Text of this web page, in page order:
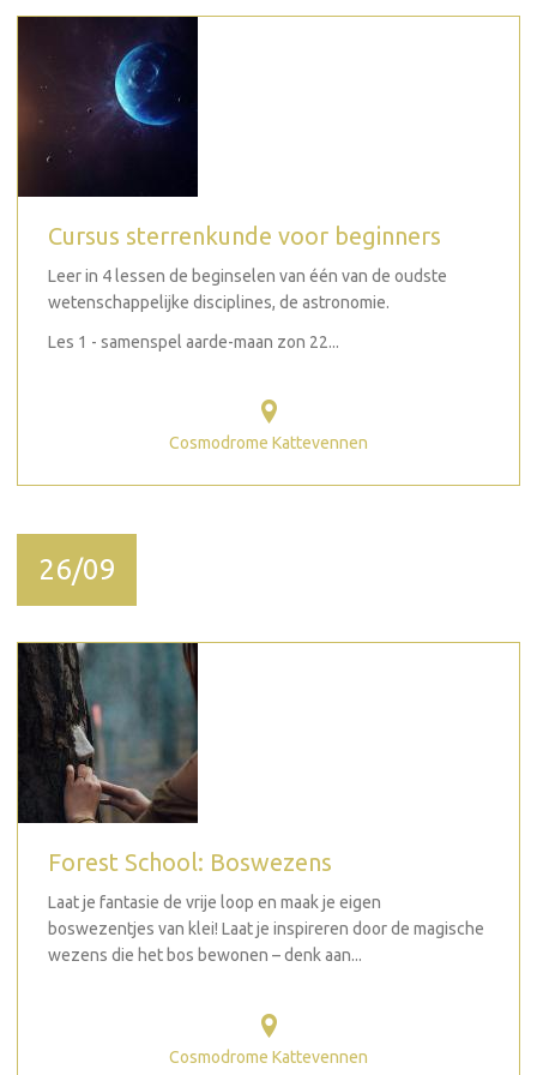
Cursus sterrenkunde voor beginners
Leer in 4 lessen de beginselen van één van de oudste
wetenschappelijke disciplines, de astronomie.
Les 1 - samenspel aarde-maan zon 22...
Cosmodrome Kattevennen
26/09
Forest School: Boswezens
Laat je fantasie de vrije loop en maak je eigen
boswezentjes van klei! Laat je inspireren door de magische
wezens die het bos bewonen – denk aan...
Cosmodrome Kattevennen